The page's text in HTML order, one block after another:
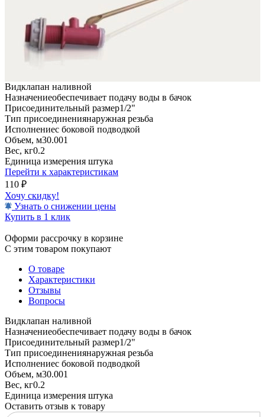
Видклапан наливной
Назначениеобеспечивает подачу воды в бачок
Присоединительный размер1/2"
Тип присоединениянаружная резьба
Исполнениес боковой подводкой
Объем, м30.001
Вес, кг0.2
Единица измерения штука
Перейти к характеристикам
110 ₽
Хочу скидку!
Узнать о снижении цены
Купить в 1 клик
Оформи рассрочку в корзине
С этим товаром покупают
О товаре
Характеристики
Отзывы
Вопросы
Видклапан наливной
Назначениеобеспечивает подачу воды в бачок
Присоединительный размер1/2"
Тип присоединениянаружная резьба
Исполнениес боковой подводкой
Объем, м30.001
Вес, кг0.2
Единица измерения штука
Оставить отзыв к товару